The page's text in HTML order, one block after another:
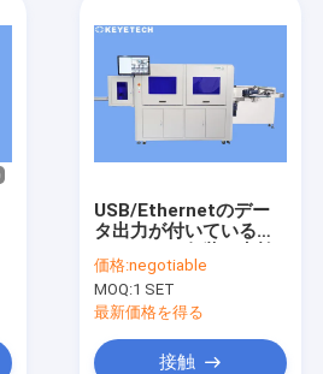
USB/Ethernetのデー
タ出力が付いているプ
装置
価格:negotiable
MOQ:1 SET
最新価格を得る
接触